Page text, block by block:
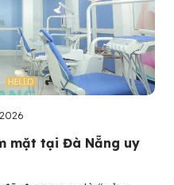
mặt tại Đà Nẵng uy